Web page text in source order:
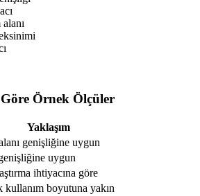
Örnek Ölçüler
Yaklaşım
genişliğine uygun
uygun
ihtiyacına göre
kullanım boyutuna yakın